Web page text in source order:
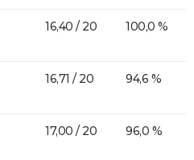
16,40 / 20 100,0 %
16,71 / 20 94,6 %
17,00 / 20 96,0 %